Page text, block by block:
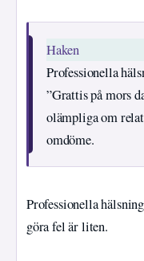
Haken
Professionella
”Grattis på mors
olämpliga om
omdöme.
Professionella
göra fel är liten.